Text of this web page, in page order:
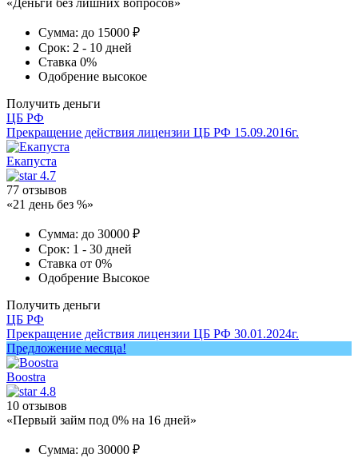
Сумма: до 15000 ₽
Срок: 2 - 10 дней
Ставка 0%
Одобрение высокое
Получить деньги
ЦБ РФ
Прекращение действия лицензии ЦБ РФ 15.09.2016г.
Екапуста
4.7
77 отзывов
«21 день без %»
Сумма: до 30000 ₽
Срок: 1 - 30 дней
Ставка от 0%
Одобрение Высокое
Получить деньги
ЦБ РФ
Прекращение действия лицензии ЦБ РФ 30.01.2024г.
Предложение месяца!
Boostra
4.8
10 отзывов
«Первый займ под 0% на 16 дней»
Сумма: до 30000 ₽